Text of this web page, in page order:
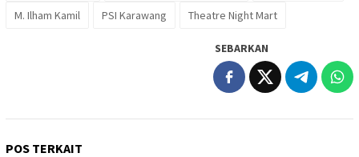
M. Ilham Kamil
PSI Karawang Theatre Night Mart
SEBARKAN
POS TERKAIT